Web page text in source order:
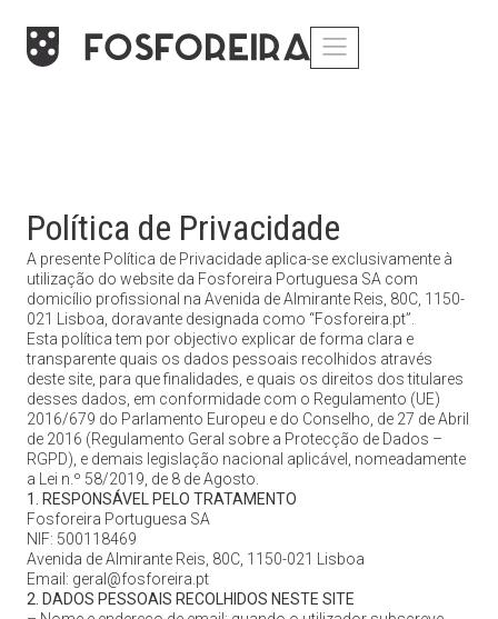
Política de Privacidade
A presente Política de Privacidade aplica-se exclusivamente à
utilização do website da Fosforeira Portuguesa SA com
domicílio profissional na Avenida de Almirante Reis, 80C, 1150-
021 Lisboa, doravante designada como “Fosforeira.pt”.
Esta política tem por objectivo explicar de forma clara e
transparente quais os dados pessoais recolhidos através
deste site, para que finalidades, e quais os direitos dos titulares
desses dados, em conformidade com o Regulamento (UE)
2016/679 do Parlamento Europeu e do Conselho, de 27 de Abril
de 2016 (Regulamento Geral sobre a Protecção de Dados –
RGPD), e demais legislação nacional aplicável, nomeadamente
a Lei n.º 58/2019, de 8 de Agosto.
1. RESPONSÁVEL PELO TRATAMENTO
Fosforeira Portuguesa SA
NIF: 500118469
Avenida de Almirante Reis, 80C, 1150-021 Lisboa
Email: geral@fosforeira.pt
2. DADOS PESSOAIS RECOLHIDOS NESTE SITE